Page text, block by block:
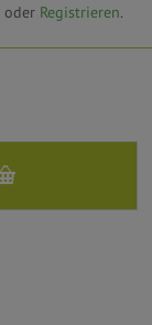
oder Registrieren.